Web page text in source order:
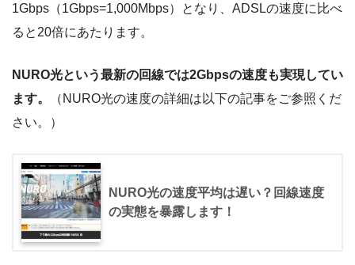
1Gbps（1Gbps=1,000Mbps）となり、ADSLの速度に比べ
ると20倍にあたります。
NURO光という最新の回線では2Gbpsの速度も実現してい
ます。
（NURO光の速度の詳細は以下の記事をご参照くだ
さい。）
NURO光の速度平均は遅い？回線速度
の実態を暴露します！